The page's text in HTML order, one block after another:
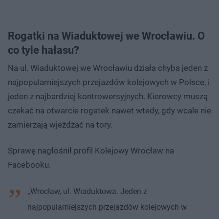
Rogatki na Wiaduktowej we Wrocławiu. O
co tyle hałasu?
Na ul. Wiaduktowej we Wrocławiu działa chyba jeden z
najpopularniejszych przejazdów kolejowych w Polsce, i
jeden z najbardziej kontrowersyjnych. Kierowcy muszą
czekać na otwarcie rogatek nawet wtedy, gdy wcale nie
zamierzają wjeżdżać na tory.
Sprawę nagłośnił profil Kolejowy Wrocław na
Facebooku.
„Wrocław, ul. Wiaduktowa. Jeden z
najpopularniejszych przejazdów kolejowych w